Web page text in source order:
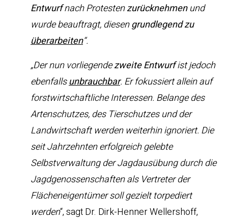
Entwurfnach Protestenzurücknehmenund
wurde beauftragt, diesengrundlegend zu
überarbeiten“.
„Der nun vorliegendezweite Entwurfist jedoch
ebenfallsunbrauchbar. Er fokussiert allein auf
forstwirtschaftliche Interessen. Belange des
Artenschutzes, des Tierschutzes und der
Landwirtschaft werden weiterhin ignoriert. Die
seit Jahrzehnten erfolgreich gelebte
Selbstverwaltung der Jagdausübung durch die
Jagdgenossenschaften als Vertreter der
Flächeneigentümer soll gezielt torpediert
werden“, sagt Dr. Dirk-Henner Wellershoff,